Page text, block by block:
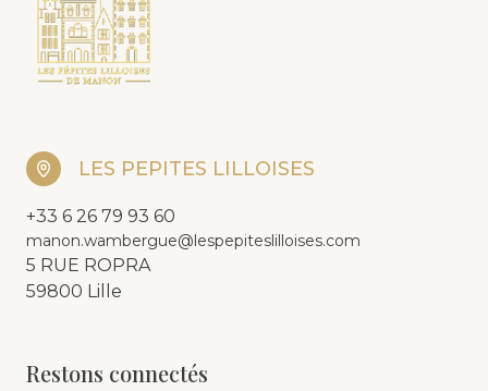
LES PEPITES LILLOISES
+33 6 26 79 93 60
manon.wambergue@lespepiteslilloises.com
5 RUE ROPRA
59800 Lille
Restons connectés